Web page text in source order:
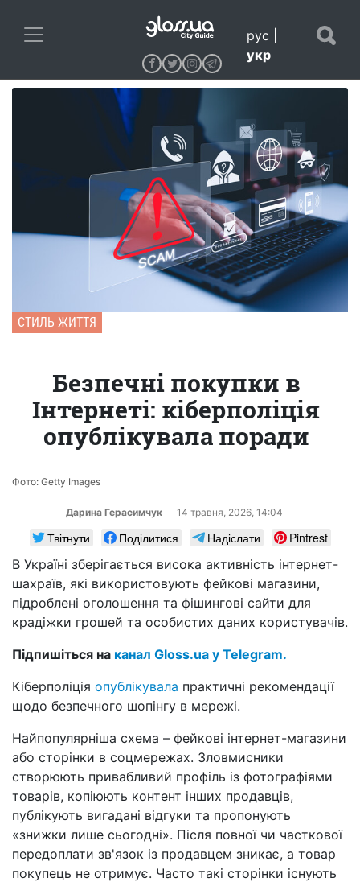
рус
укр
СТИЛЬ ЖИТТЯ
Безпечні покупки в
Інтернеті: кіберполіція
опублікувала поради
Фото: Getty Images
Дарина Герасимчук 14 травня, 2026, 14:04
Твітнути Поділитися Надіслати
Pintrest
В Україні зберігається висока активність інтернет-
шахраїв, які використовують фейкові магазини,
підроблені оголошення та фішингові сайти для
крадіжки грошей та особистих даних користувачів.
Підпишіться на канал Gloss.ua у Telegram.
Кіберполіція опублікувала практичні рекомендації
щодо безпечного шопінгу в мережі.
Найпопулярніша схема – фейкові інтернет-магазини
або сторінки в соцмережах. Зловмисники
створюють привабливий профіль із фотографіями
товарів, копіюють контент інших продавців,
публікують вигадані відгуки та пропонують
«знижки лише сьогодні». Після повної чи часткової
передоплати зв'язок із продавцем зникає, а товар
покупець не отримує. Часто такі сторінки існують